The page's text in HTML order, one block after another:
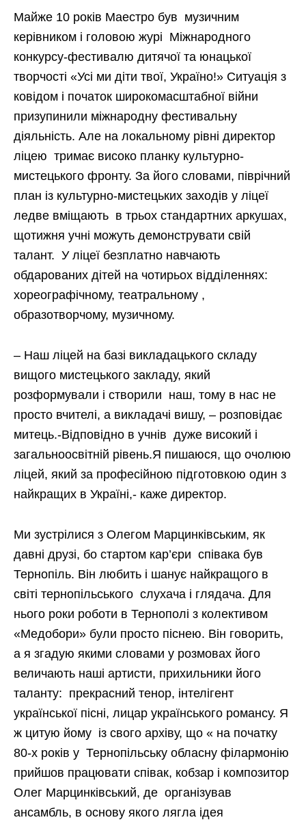
Майже 10 років Маестро був музичним
керівником і головою журі Міжнародного
конкурсу-фестивалю дитячої та юнацької
творчості «Усі ми діти твої, Україно!» Ситуація з
ковідом і початок широкомасштабної війни
призупинили міжнародну фестивальну
діяльність. Але на локальному рівні директор
ліцею тримає високо планку культурно-
мистецького фронту. За його словами, піврічний
план із культурно-мистецьких заходів у ліцеї
ледве вміщають в трьох стандартних аркушах,
щотижня учні можуть демонструвати свій
талант. У ліцеї безплатно навчають
обдарованих дітей на чотирьох відділеннях:
хореографічному, театральному ,
образотворчому, музичному.
– Наш ліцей на базі викладацького складу
вищого мистецького закладу, який
розформували і створили наш, тому в нас не
просто вчителі, а викладачі вишу, – розповідає
митець.-Відповідно в учнів дуже високий і
загальноосвітній рівень.Я пишаюся, що очолюю
ліцей, який за професійною підготовкою один з
найкращих в Україні,- каже директор.
Ми зустрілися з Олегом Марцинківським, як
давні друзі, бо стартом кар’єри співака був
Тернопіль. Він любить і шанує найкращого в
світі тернопільського слухача і глядача. Для
нього роки роботи в Тернополі з колективом
«Медобори» були просто піснею. Він говорить,
а я згадую якими словами у розмовах його
величають наші артисти, прихильники його
таланту: прекрасний тенор, інтелігент
української пісні, лицар українського романсу. Я
ж цитую йому із свого архіву, що « на початку
80-х років у Тернопільську обласну філармонію
прийшов працювати співак, кобзар і композитор
Олег Марцинківський, де організував
ансамбль, в основу якого лягла ідея